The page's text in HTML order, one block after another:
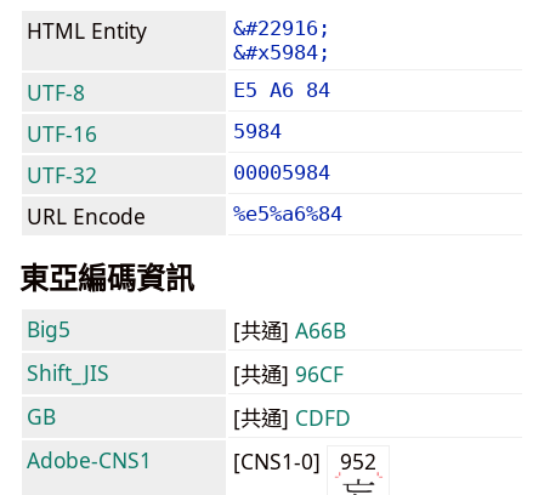
HTML Entity
&#22916;
&#x5984;
UTF-8 E5 A6 84
UTF-16 5984
UTF-32 00005984
URL Encode %e5%a6%84
東亞編碼資訊
Big5 [共通] A66B
Shift_JIS
[共通] 96CF
GB
[共通] CDFD
Adobe-CNS1
[CNS1-0] 952